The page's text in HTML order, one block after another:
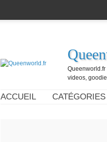
videos,
ACCUEIL CATÉGORIES